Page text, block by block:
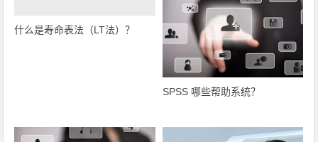
什么是寿命表法（LT法）？
SPSS 哪些帮助系统？